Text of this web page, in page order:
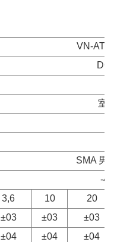
VN-AT-
室
SMA 男
-
3,6 10
20
±03 ±03
±03
±04 ±04
±04